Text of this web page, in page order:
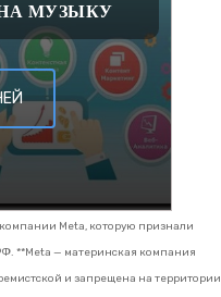
МУЗЫКУ
Meta, которую признали
**Meta — материнская компания
и запрещена на территории